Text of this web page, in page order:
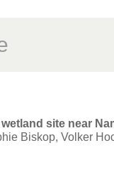
site near
Biskop, Volker